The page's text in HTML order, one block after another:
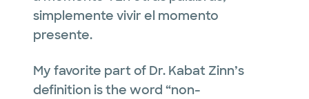
simplemente vivir el momento
presente.
My favorite part of Dr. Kabat Zinn’s
definition is the word “non-